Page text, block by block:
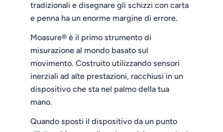
tradizionali e disegnare gli schizzi con carta
e penna ha un enorme margine di errore.
Moasure® è il primo strumento di
misurazione al mondo basato sul
movimento. Costruito utilizzando sensori
inerziali ad alte prestazioni, racchiusi in un
dispositivo che sta nel palmo della tua
mano.
Quando sposti il dispositivo da un punto